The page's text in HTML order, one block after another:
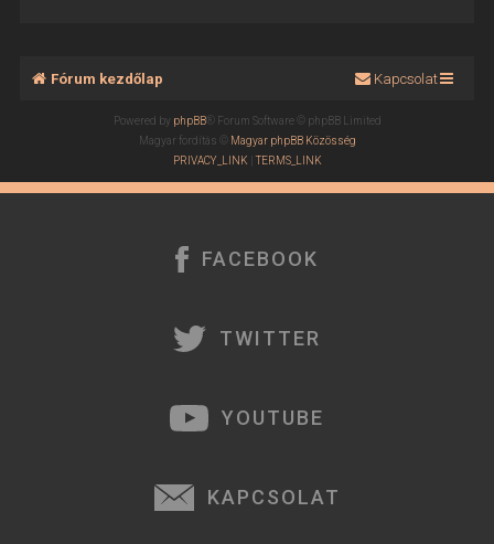
Fórum kezdőlap Kapcsolat
Powered by phpBB® Forum Software © phpBB Limited
Magyar fordítás © Magyar phpBB Közösség
PRIVACY_LINK |TERMS_LINK
FACEBOOK
TWITTER
YOUTUBE
KAPCSOLAT